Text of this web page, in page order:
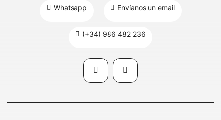
Whatsapp Envíanos un email
(+34) 986 482 236